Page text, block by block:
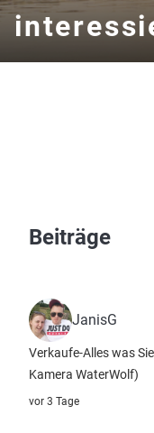
Beiträge
JanisG
Verkaufe-Alles was
Kamera WaterWolf)
vor 3 Tage